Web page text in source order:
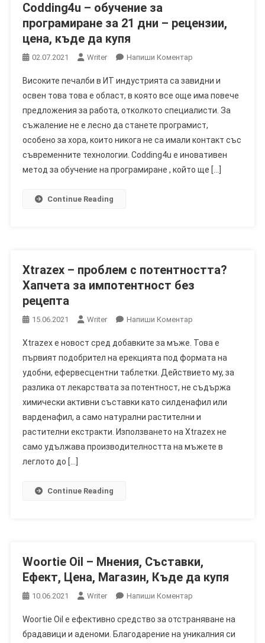
Codding4u – обучение за
програмиране за 21 дни – рецензии,
цена, къде да купя
02.07.2021 Writer Напиши КоментарOn
–
Обучение
За
Програмиране
За
21
Дни
Високите печалби в ИТ индустрията са завидни и
освен това това е област, в която все още има повече
предложения за работа, отколкото специалисти. За
съжаление не е лесно да станете програмист,
особено за хора, които никога не са имали контакт със
съвременните технологии. Codding4u е иновативен
метод за обучение на програмиране , който ще […]
Continue Reading
Xtrazex – проблем с потентността?
Хапчета за импотентност без
рецепта
15.06.2021 Writer Напиши КоментарOn
–
Проблем
С
Потентността?
Хапчета
За
Импотентност
Xtrazex е новост сред добавките за мъже. Това е
първият подобрител на ерекцията под формата на
удобни, ефервесцентни таблетки. Действието му, за
разлика от лекарствата за потентност, не съдържа
химически активни съставки като силденафил или
варденафил, а само натурални растителни и
растителни екстракти. Използването на Xtrazex не
само удължава производителността на мъжете в
леглото до […]
Continue Reading
Woortie Oil – Мнения, Съставки,
Ефект, Цена, Магазин, Къде да купя
10.06.2021 Writer Напиши КоментарOn
Oil
–
Woortie Oil е ефективно средство за отстраняване на
брадавици и аденоми. Благодарение на уникалния си